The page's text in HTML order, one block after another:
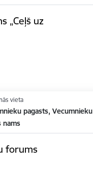
„Ceļš uz
vieta
pagasts, Vecumnieku
nams
forums